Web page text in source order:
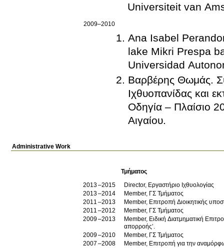
Universiteit van
2009–2010
Ana Isabel
lake Mikri Prespa
Universidad
Βαρβέρης Θωμάς
Ιχθυοπανίδας και
Οδηγία – Πλαίσιο
Αιγαίου
Administrative Work
Τμήματος
2013
2015
Director, Εργαστήριο Ιχθυολογίας
2013
2014
Member, ΓΣ Τμήματος
2011
2013
Member, Επιτροπή Διοικητικής
2011
2012
Member, ΓΣ Τμήματος
2009
2013
Member, Ειδική Διατμηματική
απορροής’.
2009
2010
Member, ΓΣ Τμήματος
2007
2008
Member, Επιτροπή για την